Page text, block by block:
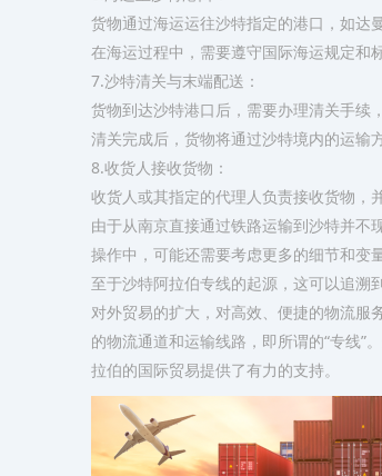
货物通过海运运往沙特指定的港口，如达
在海运过程中，需要遵守国际海运规定和标
7.沙特清关与末端配送：
货物到达沙特港口后，需要办理清关手续
清关完成后，货物将通过沙特境内的运输
8.收货人接收货物：
收货人或其指定的代理人负责接收货物，
由于从南京直接通过铁路运输到沙特并不
操作中，可能还需要考虑更多的细节和变
至于沙特阿拉伯专线的起源，这可以追溯
对外贸易的扩大，对高效、便捷的物流服
的物流通道和运输线路，即所谓的“专线”
拉伯的国际贸易提供了有力的支持。